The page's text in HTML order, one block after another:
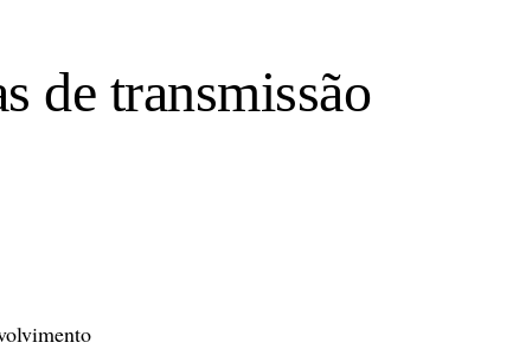
de transmissão